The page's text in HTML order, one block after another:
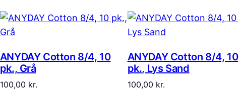
ANYDAY Cotton 8/4, 10
pk., Grå
100,00 kr.
ANYDAY Cotton 8/4, 10
pk., Lys Sand
100,00 kr.